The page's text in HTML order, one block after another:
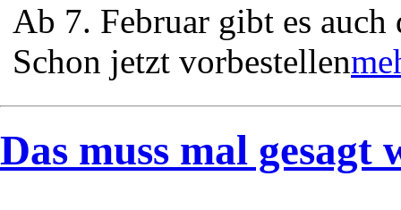
Ab 7. Februar gibt es
Schon jetzt vorbestellen
Das muss mal gesagt